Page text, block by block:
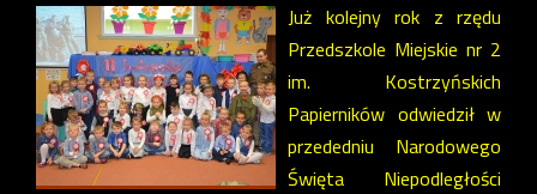
Już kolejny rok z rzędu
Przedszkole Miejskie nr 2
im. Kostrzyńskich
Papierników odwiedził w
przededniu Narodowego
Święta Niepodległości